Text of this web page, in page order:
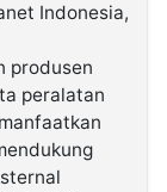
Indonesia,
produsen
peralatan